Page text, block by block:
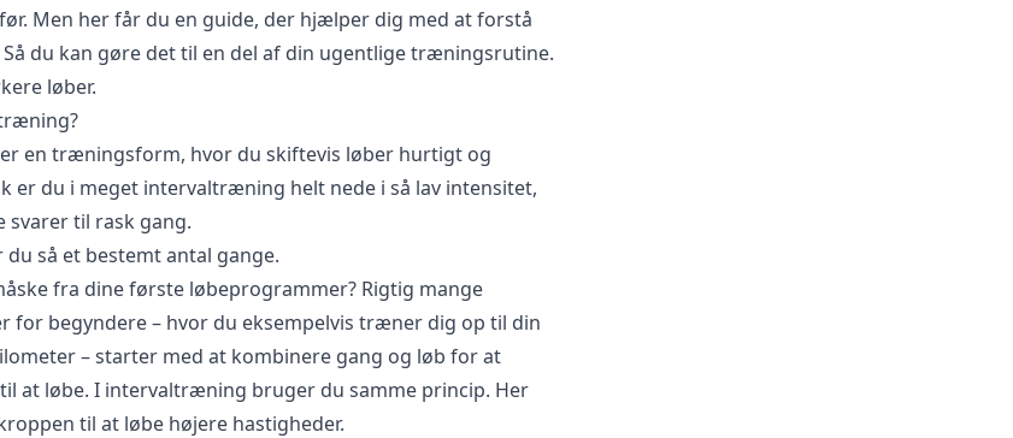
Men her får du en guide, der hjælper dig med at forstå
du kan gøre det til en del af din ugentlige træningsrutine.
løber.
en træningsform, hvor du skiftevis løber hurtigt og
er du i meget intervaltræning helt nede i så lav intensitet,
svarer til rask gang.
så et bestemt antal gange.
fra dine første løbeprogrammer? Rigtig mange
for begyndere – hvor du eksempelvis træner dig op til din
– starter med at kombinere gang og løb for at
at løbe. I intervaltræning bruger du samme princip. Her
til at løbe højere hastigheder.